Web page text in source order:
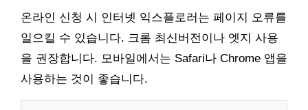
온라인 신청 시 인터넷 익스플로러는 페이지 오류를
일으킬 수 있습니다. 크롬 최신버전이나 엣지 사용
을 권장합니다. 모바일에서는 Safari나 Chrome 앱을
사용하는 것이 좋습니다.